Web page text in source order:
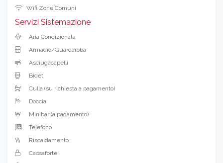
Wifi Zone Comuni
Servizi Sistemazione
Aria Condizionata
Armadio/Guardaroba
Asciugacapelli
Bidet
Culla (su richiesta a pagamento)
Doccia
Minibar (a pagamento)
Telefono
Riscaldamento
Cassaforte